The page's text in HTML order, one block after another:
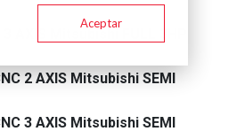
Aceptar
3 AXIS Mitsubishi FULL 3HP
2 AXIS Mitsubishi SEMI
3 AXIS Mitsubishi SEMI